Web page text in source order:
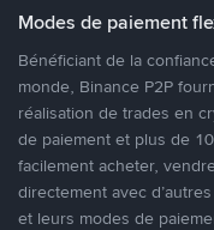
Modes de paiement
Bénéficiant de la
monde, Binance P2P
réalisation de trades en
de paiement et plus de
facilement acheter,
directement avec
et leurs modes de